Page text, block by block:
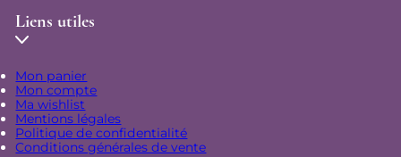
Liens utiles
Mon panier
Mon compte
Ma wishlist
Mentions légales
Politique de confidentialité
Conditions générales de vente